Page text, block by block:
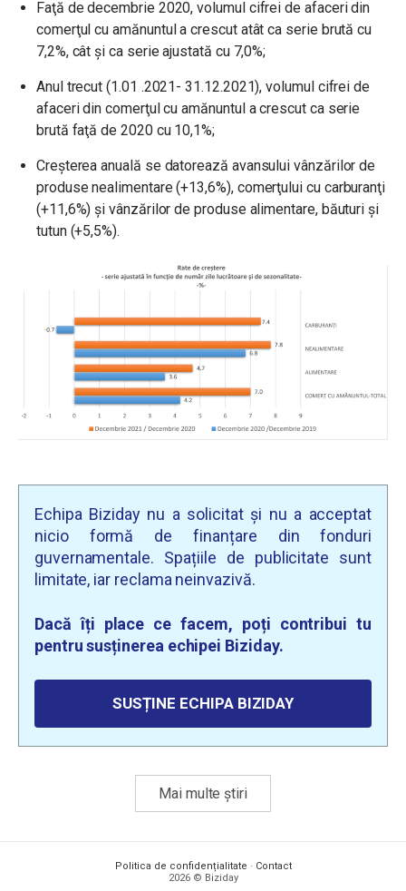
Faţă de decembrie 2020, volumul cifrei de afaceri din
comerţul cu amănuntul a crescut atât ca serie brută cu
7,2%, cât şi ca serie ajustată cu 7,0%;
Anul trecut (1.01 .2021- 31.12.2021), volumul cifrei de
afaceri din comerţul cu amănuntul a crescut ca serie
brută faţă de 2020 cu 10,1%;
Creșterea anuală se datorează avansului vânzărilor de
produse nealimentare (+13,6%), comerţului cu carburanţi
(+11,6%) şi vânzărilor de produse alimentare, băuturi şi
tutun (+5,5%).
Echipa Biziday nu a solicitat și nu a acceptat
nicio formă de finanțare din fonduri
guvernamentale. Spațiile de publicitate sunt
limitate, iar reclama neinvazivă.
Dacă îți place ce facem, poți contribui tu
pentru susținerea echipei Biziday.
SUSȚINE ECHIPA BIZIDAY
Mai multe știri
Politica de confidențialitate · Contact
2026 © Biziday